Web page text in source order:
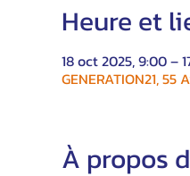
Heure et
18 oct 2025, 9:00 –
GENERATION21,
À propos